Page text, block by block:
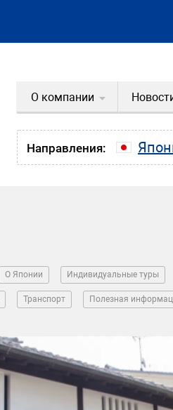
О компании
Направления:
О Японии Индивидуальные туры
Транспорт Полезная